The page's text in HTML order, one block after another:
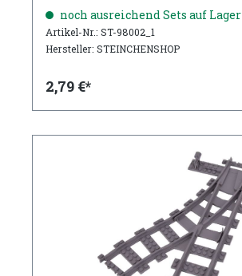
noch ausreichend Sets auf Lager
Artikel-Nr.: ST-98002_1
Hersteller: STEINCHENSHOP
2,79 €*